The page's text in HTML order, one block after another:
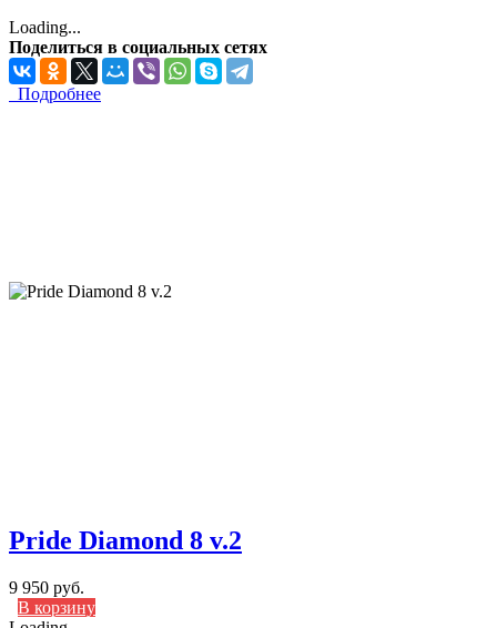
Loading...
Поделиться в социальных сетях
Подробнее
Pride Diamond 8 v.2
9 950 руб.
В корзину